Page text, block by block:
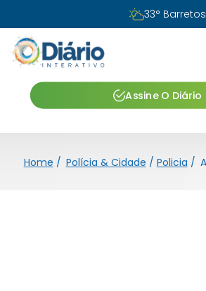
33° Barretos
Assine O Diário
Home / Polícia & Cidade / Policia /